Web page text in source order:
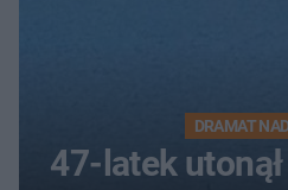
DRAMAT
47-latek